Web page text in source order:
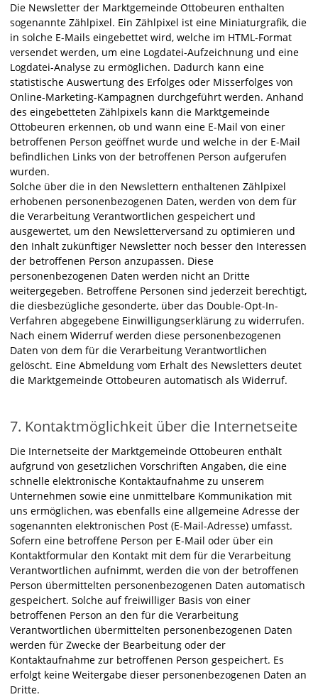
Die Newsletter der Marktgemeinde Ottobeuren enthalten
sogenannte Zählpixel. Ein Zählpixel ist eine Miniaturgrafik, die
in solche E-Mails eingebettet wird, welche im HTML-Format
versendet werden, um eine Logdatei-Aufzeichnung und eine
Logdatei-Analyse zu ermöglichen. Dadurch kann eine
statistische Auswertung des Erfolges oder Misserfolges von
Online-Marketing-Kampagnen durchgeführt werden. Anhand
des eingebetteten Zählpixels kann die Marktgemeinde
Ottobeuren erkennen, ob und wann eine E-Mail von einer
betroffenen Person geöffnet wurde und welche in der E-Mail
befindlichen Links von der betroffenen Person aufgerufen
wurden.
Solche über die in den Newslettern enthaltenen Zählpixel
erhobenen personenbezogenen Daten, werden von dem für
die Verarbeitung Verantwortlichen gespeichert und
ausgewertet, um den Newsletterversand zu optimieren und
den Inhalt zukünftiger Newsletter noch besser den Interessen
der betroffenen Person anzupassen. Diese
personenbezogenen Daten werden nicht an Dritte
weitergegeben. Betroffene Personen sind jederzeit berechtigt,
die diesbezügliche gesonderte, über das Double-Opt-In-
Verfahren abgegebene Einwilligungserklärung zu widerrufen.
Nach einem Widerruf werden diese personenbezogenen
Daten von dem für die Verarbeitung Verantwortlichen
gelöscht. Eine Abmeldung vom Erhalt des Newsletters deutet
die Marktgemeinde Ottobeuren automatisch als Widerruf.
7. Kontaktmöglichkeit über die Internetseite
Die Internetseite der Marktgemeinde Ottobeuren enthält
aufgrund von gesetzlichen Vorschriften Angaben, die eine
schnelle elektronische Kontaktaufnahme zu unserem
Unternehmen sowie eine unmittelbare Kommunikation mit
uns ermöglichen, was ebenfalls eine allgemeine Adresse der
sogenannten elektronischen Post (E-Mail-Adresse) umfasst.
Sofern eine betroffene Person per E-Mail oder über ein
Kontaktformular den Kontakt mit dem für die Verarbeitung
Verantwortlichen aufnimmt, werden die von der betroffenen
Person übermittelten personenbezogenen Daten automatisch
gespeichert. Solche auf freiwilliger Basis von einer
betroffenen Person an den für die Verarbeitung
Verantwortlichen übermittelten personenbezogenen Daten
werden für Zwecke der Bearbeitung oder der
Kontaktaufnahme zur betroffenen Person gespeichert. Es
erfolgt keine Weitergabe dieser personenbezogenen Daten an
Dritte.